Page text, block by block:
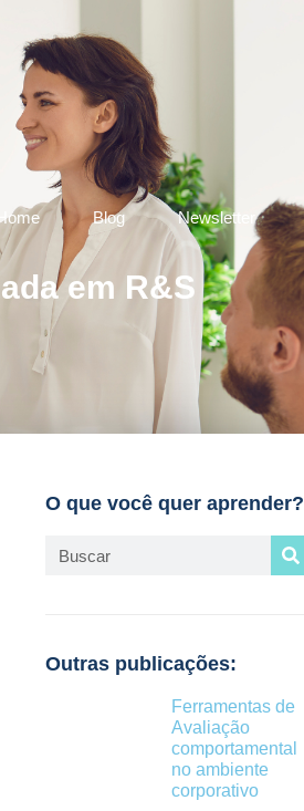
Home Blog Newsletter
em R&S
O que você quer aprender?
Outras publicações:
Ferramentas de
Avaliação
comportamental
no ambiente
corporativo